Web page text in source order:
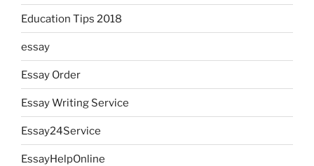
Education Tips 2018
essay
Essay Order
Essay Writing Service
Essay24Service
EssayHelpOnline